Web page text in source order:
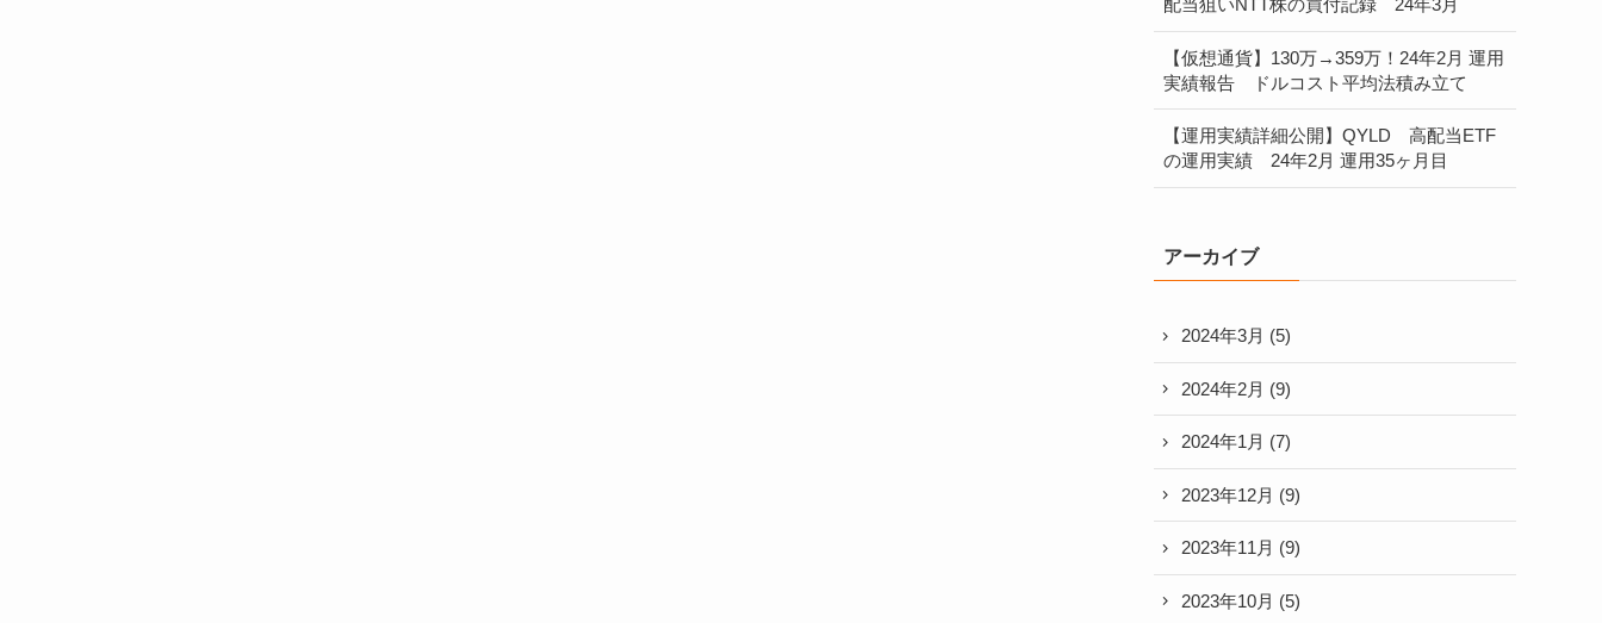
配当狙いNTT株の買付記録 24年3月
【仮想通貨】130万→359万！24年2月 運用
実績報告 ドルコスト平均法積み立て
【運用実績詳細公開】QYLD 高配当ETF
の運用実績 24年2月 運用35ヶ月目
アーカイブ
2024年3月 (5)
2024年2月 (9)
2024年1月 (7)
2023年12月 (9)
2023年11月 (9)
2023年10月 (5)